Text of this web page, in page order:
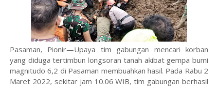
Pasaman, Pionir—Upaya tim gabungan mencari korban
yang diduga tertimbun longsoran tanah akibat gempa bumi
magnitudo 6,2 di Pasaman membuahkan hasil. Pada Rabu 2
Maret 2022, sekitar jam 10.06 WIB, tim gabungan berhasil